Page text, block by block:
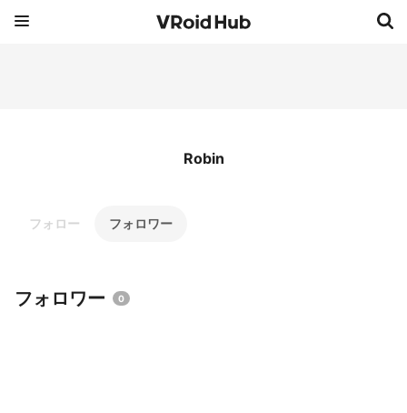
Robin
フォロー フォロワー
フォロワー 0